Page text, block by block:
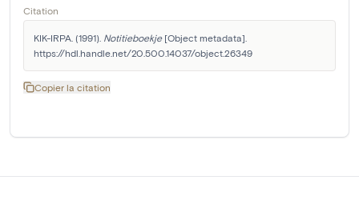
Citation
KIK-IRPA. (1991). Notitieboekje [Object metadata].
https://hdl.handle.net/20.500.14037/object.26349
Copier la citation